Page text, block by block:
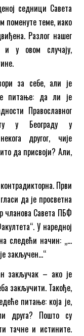
седници Савета
поменуте теме, иако
Разлог нашег
и у овом случају,
за себе, али је
питање: да ли је
Православног
у Београду у
другог, чије
да присвоји? Али,
Први
да је просветна
чланова Савета ПБФ
У наредној
следећи начин: „…
закључен…“
закључак – ако је
закључити. Такође,
питање: која је,
друга? Пошто су
тачне и истините.